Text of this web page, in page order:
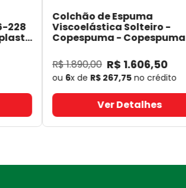
228
Colchão de Espuma
Viscoelástica Solteiro -
Copespuma- Copespuma
R$1.890,00 R$ 1.606,50
ou 6x de R$ 267,75 no crédito
Ver Detalhes